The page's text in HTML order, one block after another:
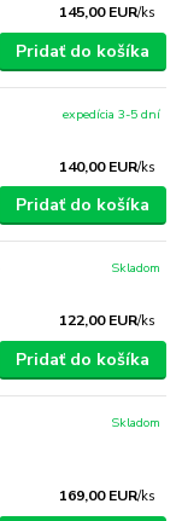
145,00 EUR/ks
Pridať do košíka
140,00 EUR/ks
expedícia 3-5 dní
Pridať do košíka
122,00 EUR/ks
Skladom
Pridať do košíka
169,00 EUR/ks
Skladom